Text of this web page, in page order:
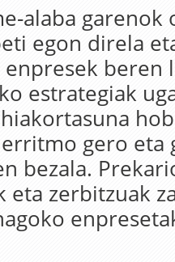
alaba garenok
egon direla
enpresek beren
estrategiak
gero eta
bezala.
eta zerbitzuak